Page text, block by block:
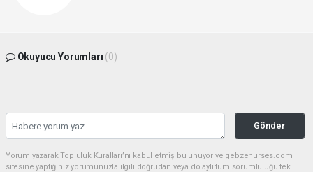
Okuyucu Yorumları (0)
Gönder
Yorum yazarak Topluluk Kuralları’nı kabul etmiş bulunuyor ve gebzehurses.com
sitesine yaptığınız yorumunuzla ilgili doğrudan veya dolaylı tüm sorumluluğu tek